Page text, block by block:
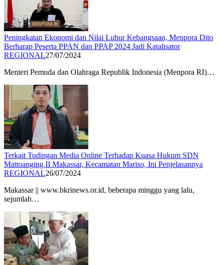
Peningkatan Ekonomi dan Nilai Luhur Kebangsaan, Menpora Dito
Berharap Peserta PPAN dan PPAP 2024 Jadi Katalisator
REGIONAL27/07/2024
Menteri Pemuda dan Olahraga Republik Indonesia (Menpora RI)…
Terkait Tudingan Media Online Terhadap Kuasa Hukum SDN
Mattoanging II Makassar, Kecamatan Mariso, Ini Penjelasannya
REGIONAL26/07/2024
Makassar || www.bkrinews.or.id, beberapa minggu yang lalu,
sejumlah…